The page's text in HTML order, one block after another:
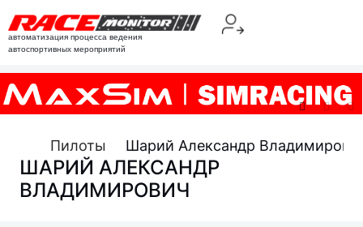
автоматизация процесса ведения
автоспортивных мероприятий
Пилоты Шарий Александр
ШАРИЙ АЛЕКСАНДР
ВЛАДИМИРОВИЧ